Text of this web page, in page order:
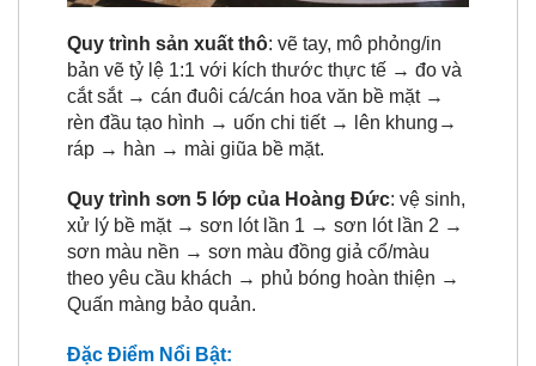
Quy trình sản xuất thô: vẽ tay, mô phỏng/in
bản vẽ tỷ lệ 1:1 với kích thước thực tế → đo và
cắt sắt → cán đuôi cá/cán hoa văn bề mặt →
rèn đầu tạo hình → uốn chi tiết → lên khung→
ráp → hàn → mài giũa bề mặt.
Quy trình sơn 5 lớp của Hoàng Đức: vệ sinh,
xử lý bề mặt → sơn lót lần 1 → sơn lót lần 2 →
sơn màu nền → sơn màu đồng giả cổ/màu
theo yêu cầu khách → phủ bóng hoàn thiện →
Quấn màng bảo quản.
Đặc Điểm Nổi Bật: